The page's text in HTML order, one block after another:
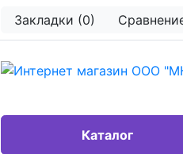
Закладки (0)
Каталог